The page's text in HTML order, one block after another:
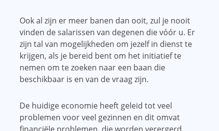
Ook al zijn er meer banen dan ooit, zul je nooit
vinden de salarissen van degenen die vóór u. Er
zijn tal van mogelijkheden om jezelf in dienst te
krijgen, als je bereid bent om het initiatief te
nemen om te zoeken naar een baan die
beschikbaar is en van de vraag zijn.
De huidige economie heeft geleid tot veel
problemen voor veel gezinnen en dit omvat